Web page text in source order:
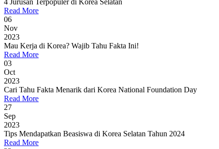
4 Jurusan Terpopuler di Korea Selatan
Read More
06
Nov
2023
Mau Kerja di Korea? Wajib Tahu Fakta Ini!
Read More
03
Oct
2023
Cari Tahu Fakta Menarik dari Korea National Foundation Day
Read More
27
Sep
2023
Tips Mendapatkan Beasiswa di Korea Selatan Tahun 2024
Read More